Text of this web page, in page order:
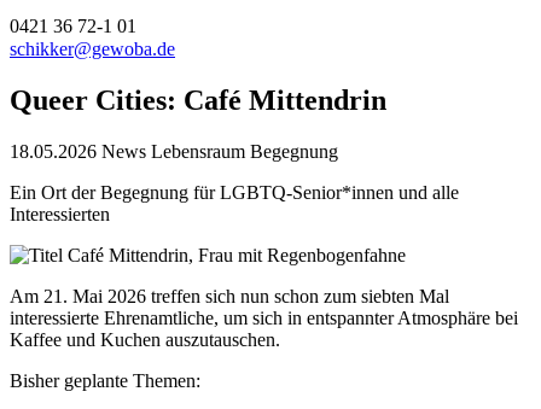
0421 36 72-1 01
schikker@gewoba.de
Queer Cities: Café Mittendrin
18.05.2026 News Lebensraum Begegnung
Ein Ort der Begegnung für LGBTQ-Senior*innen und alle
Interessierten
Am 21. Mai 2026 treffen sich nun schon zum siebten Mal
interessierte Ehrenamtliche, um sich in entspannter Atmosphäre bei
Kaffee und Kuchen auszutauschen.
Bisher geplante Themen: